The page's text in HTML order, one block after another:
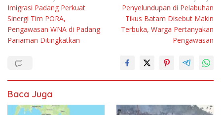
pos
Imigrasi Padang Perkuat
Sinergi Tim PORA,
Pengawasan WNA di Padang
Pariaman Ditingkatkan
Penyelundupan di Pelabuhan
Tikus Batam Disebut Makin
Terbuka, Warga Pertanyakan
Pengawasan
Baca Juga